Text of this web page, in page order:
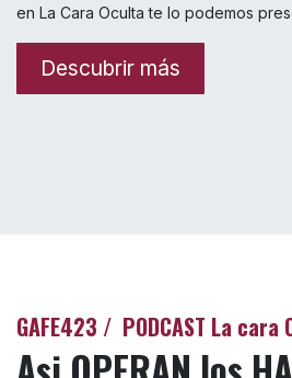
en La Cara Oculta te lo podemos
Descubrir más
GAFE423 / PODCAST La cara